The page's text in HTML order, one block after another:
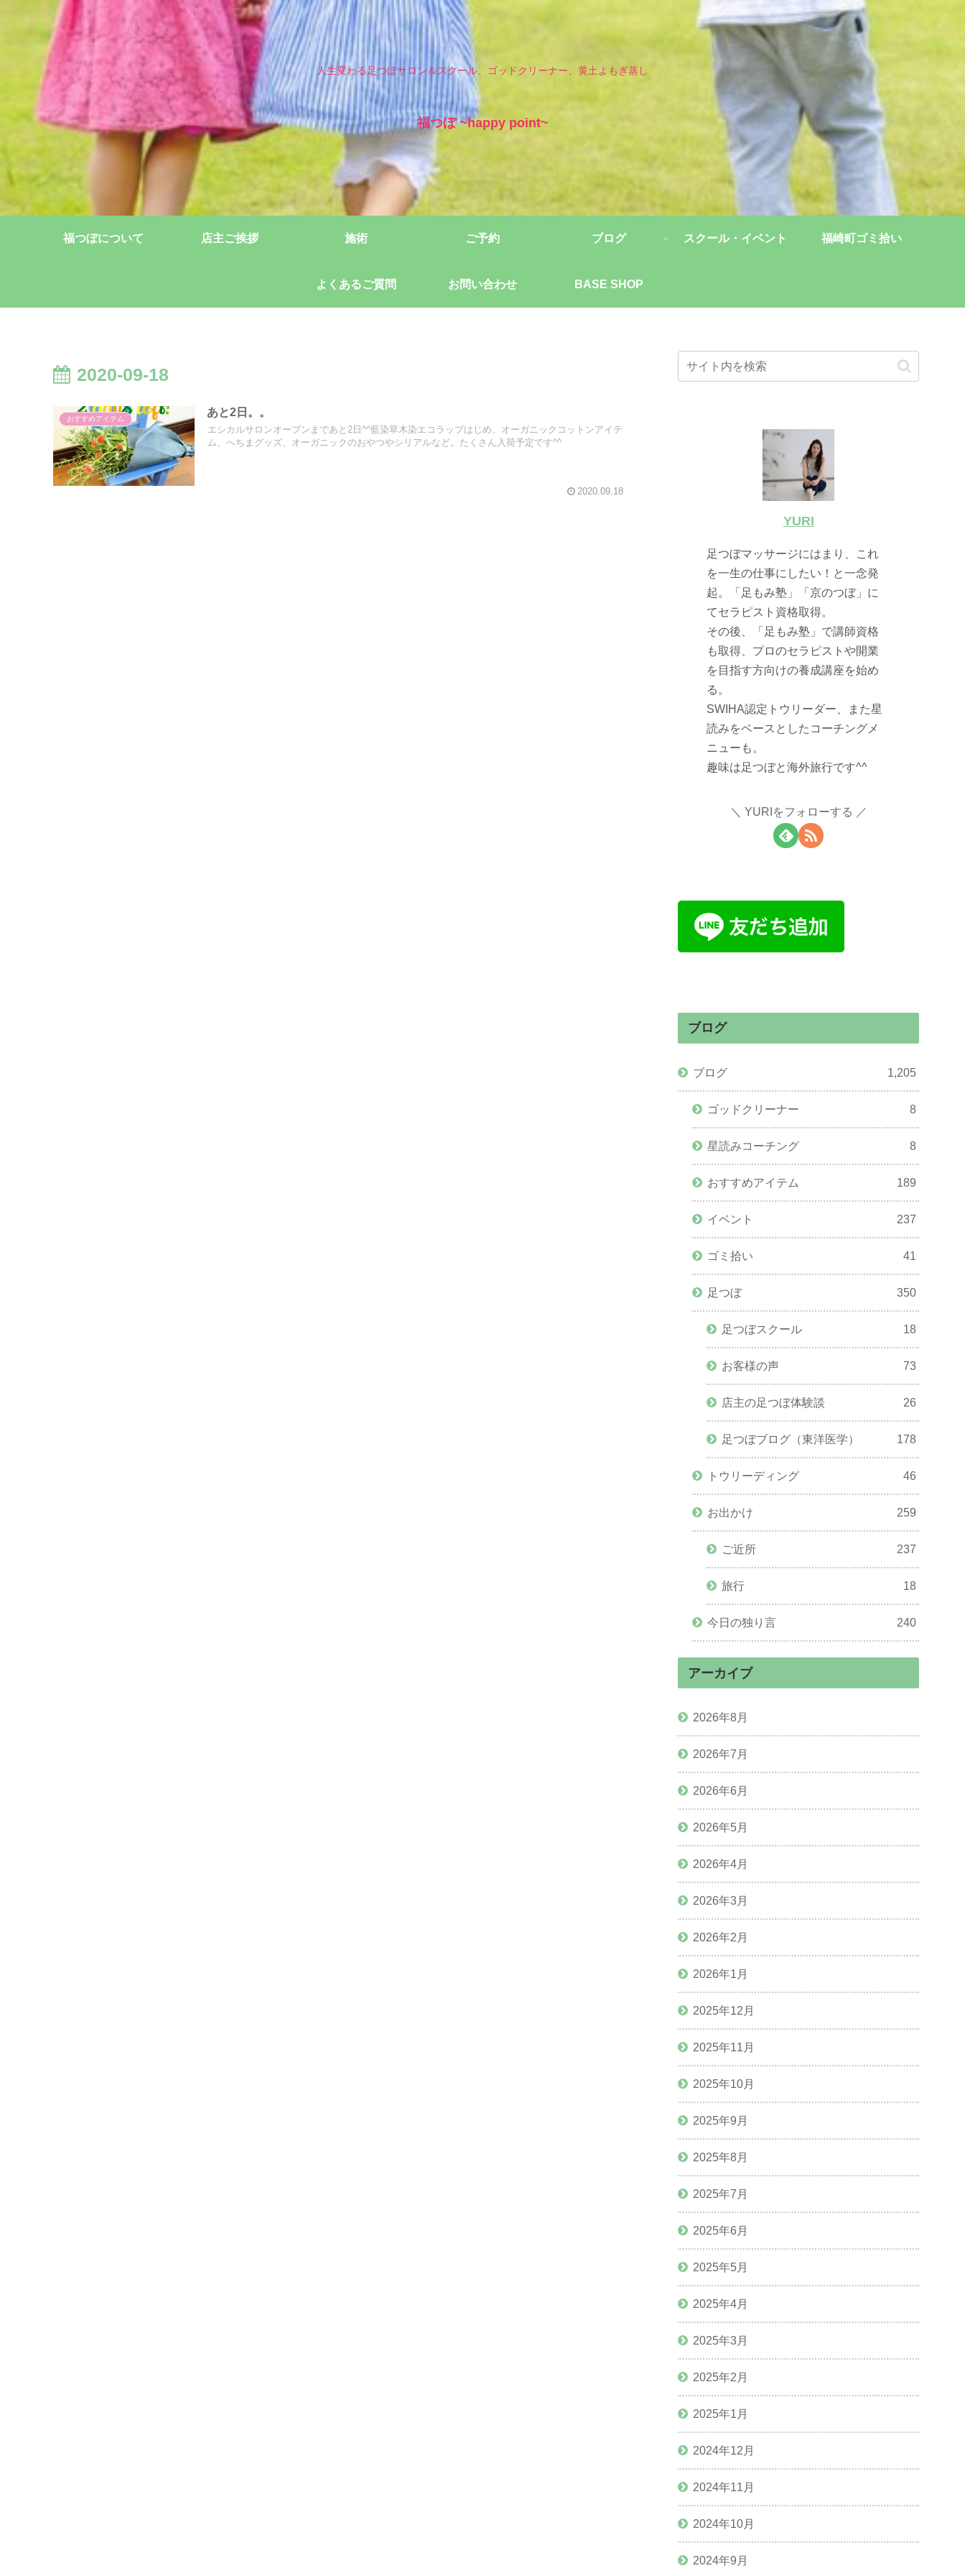
人生変わる足つぼサロン＆スクール、ゴッドクリーナー、黄土よもぎ蒸し
福つぼ ~happy point~
福つぼについて 店主ご挨拶 施術 ご予約 ブログ スクール・イベント 福崎町ゴミ拾い
よくあるご質問 お問い合わせ BASE SHOP
2020-09-18
おすすめアイテム
あと2日。。
エシカルサロンオープンまであと2日^^藍染草木染エコラップはじめ、オーガニックコットンアイテ
ム、へちまグッズ、オーガニックのおやつやシリアルなど。たくさん入荷予定です^^
2020.09.18
YURI
足つぼマッサージにはまり、これ
を一生の仕事にしたい！と一念発
起。「足もみ塾」「京のつぼ」に
てセラピスト資格取得。
その後、「足もみ塾」で講師資格
も取得、プロのセラピストや開業
を目指す方向けの養成講座を始め
る。
SWIHA認定トウリーダー、また星
読みをベースとしたコーチングメ
ニューも。
趣味は足つぼと海外旅行です^^
YURIをフォローする
ブログ
ブログ 1,205
ゴッドクリーナー 8
星読みコーチング 8
おすすめアイテム 189
イベント 237
ゴミ拾い 41
足つぼ 350
足つぼスクール 18
お客様の声 73
店主の足つぼ体験談 26
足つぼブログ（東洋医学） 178
トウリーディング 46
お出かけ 259
ご近所 237
旅行 18
今日の独り言 240
アーカイブ
2026年8月
2026年7月
2026年6月
2026年5月
2026年4月
2026年3月
2026年2月
2026年1月
2025年12月
2025年11月
2025年10月
2025年9月
2025年8月
2025年7月
2025年6月
2025年5月
2025年4月
2025年3月
2025年2月
2025年1月
2024年12月
2024年11月
2024年10月
2024年9月